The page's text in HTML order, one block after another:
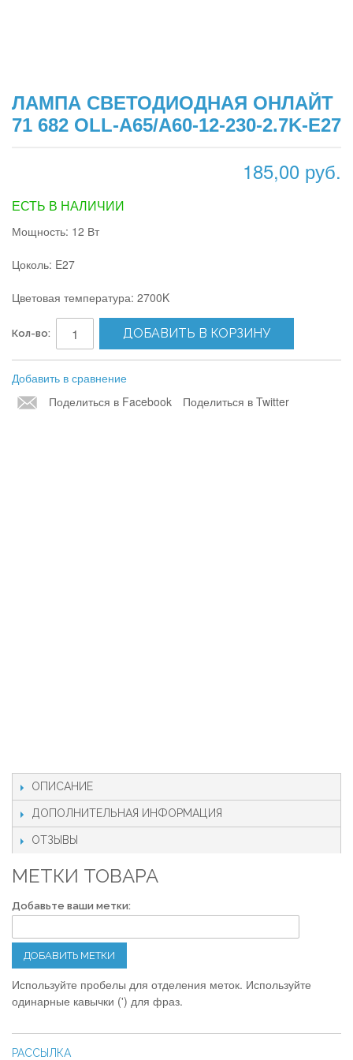
ЛАМПА СВЕТОДИОДНАЯ ОНЛАЙТ
71 682 OLL-A65/А60-12-230-2.7K-E27
185,00 руб.
ЕСТЬ В НАЛИЧИИ
Мощность: 12 Вт
Цоколь: E27
Цветовая температура: 2700K
Кол-во: ДОБАВИТЬ В КОРЗИНУ
Добавить в сравнение
Поделиться в Facebook
Поделиться в Twitter
ОПИСАНИЕ
ДОПОЛНИТЕЛЬНАЯ ИНФОРМАЦИЯ
ОТЗЫВЫ
МЕТКИ ТОВАРА
Добавьте ваши метки:
ДОБАВИТЬ МЕТКИ
Используйте пробелы для отделения меток. Используйте
одинарные кавычки (') для фраз.
РАССЫЛКА